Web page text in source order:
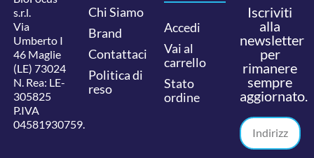
s.r.l.
Via
Umberto I
46 Maglie
(LE) 73024
N. Rea: LE-
305825
P.IVA
04581930759.
Chi Siamo
Brand
Contattaci
Politica di
reso
Accedi
Vai al
carrello
Stato
ordine
Iscriviti
alla
newsletter
per
rimanere
sempre
aggiornato.